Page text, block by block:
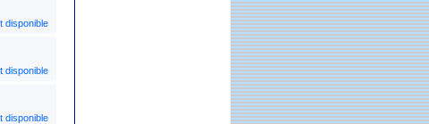
disponible
disponible
disponible